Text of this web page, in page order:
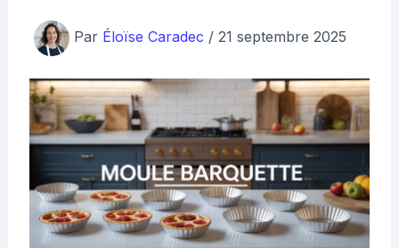
Par Éloïse Caradec / 21 septembre 2025